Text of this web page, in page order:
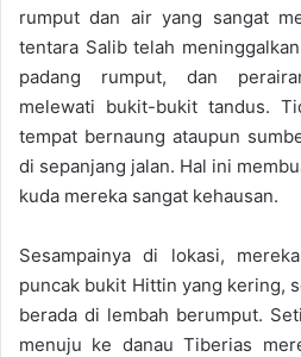
rumput dan air yang sangat
tentara Salib telah
padang rumput, dan
melewati bukit-bukit tandus.
tempat bernaung ataupun
di sepanjang jalan. Hal ini
kuda mereka sangat kehausan.
Sesampainya di lokasi,
puncak bukit Hittin yang kering,
berada di lembah berumput.
menuju ke danau Tiberias